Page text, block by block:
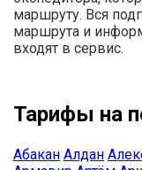
маршруту. Вся
маршрута и
входят в сервис.
Тарифы на
Абакан Алдан